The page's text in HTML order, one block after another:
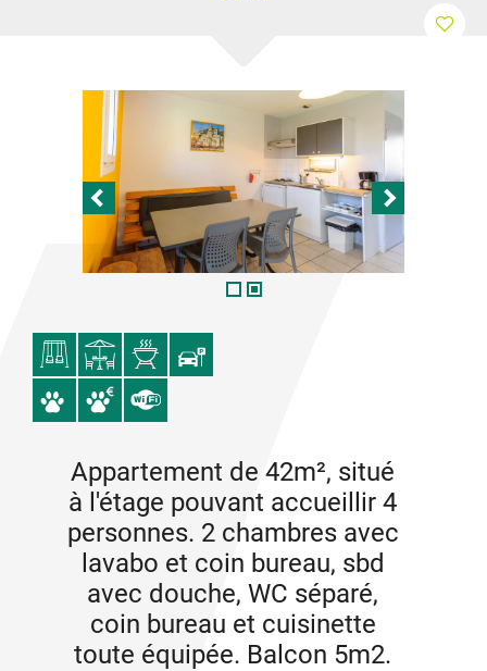
Appartement de 42m², situé
à l'étage pouvant accueillir 4
personnes. 2 chambres avec
lavabo et coin bureau, sbd
avec douche, WC séparé,
coin bureau et cuisinette
toute équipée. Balcon 5m2.